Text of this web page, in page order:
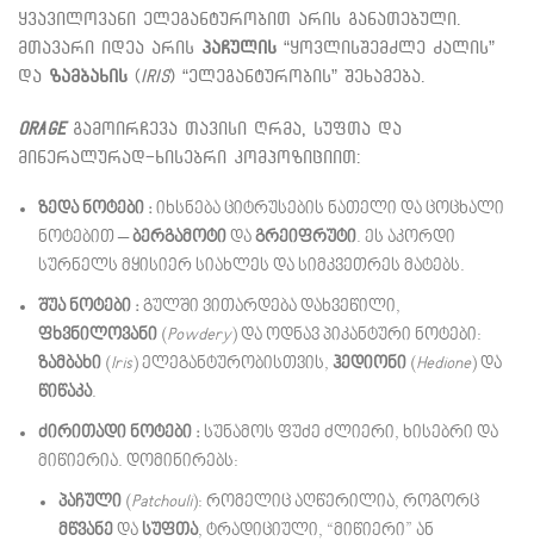
ყვავილოვანი ელეგანტურობით არის განათებული.
მთავარი იდეა არის პაჩულის “ყოვლისშემძლე ძალის”
და ზამბახის ( Iris) “ელეგანტურობის” შეხამება.
Orageგამოირჩევა თავისი ღრმა, სუფთა და
მინერალურად-ხისებრი კომპოზიციით:
ზედა ნოტები : იხსნება ციტრუსების ნათელი და ცოცხალი
ნოტებით –ბერგამოტი და გრეიფრუტი. ეს აკორდი
სურნელს მყისიერ სიახლეს და სიმკვეთრეს მატებს.
შუა ნოტები : გულში ვითარდება დახვეწილი,
ფხვნილოვანი (Powdery) და ოდნავ პიკანტური ნოტები:
ზამბახი (Iris) ელეგანტურობისთვის, ჰედიონი (Hedione) და
წიწაკა.
ძირითადი ნოტები : სუნამოს ფუძე ძლიერი, ხისებრი და
მიწიერია. დომინირებს:
პაჩული (Patchouli): რომელიც აღწერილია, როგორც
მწვანე და სუფთა, ტრადიციული, “მიწიერი” ან